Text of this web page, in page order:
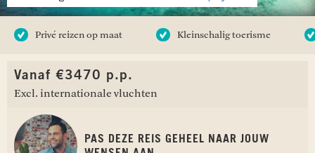
Privé reizen op maat Kleinschalig toerisme
Vanaf €3470 p.p.
Excl. internationale vluchten
PAS DEZE REIS GEHEEL NAAR JOUW